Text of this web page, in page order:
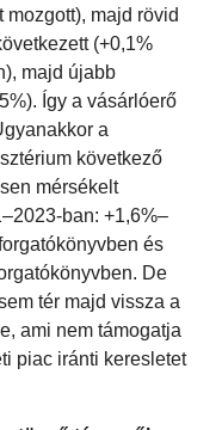
mozgott), majd rövid
(+0,1%
majd újabb
Így a vásárlóerő
a
következő
mérsékelt
ban: +1,6%–
és
De
tér majd vissza a
ami nem támogatja
piac iránti keresletet